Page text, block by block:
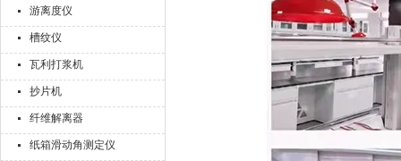
游离度仪
槽纹仪
瓦利打浆机
抄片机
纤维解离器
纸箱滑动角测定仪